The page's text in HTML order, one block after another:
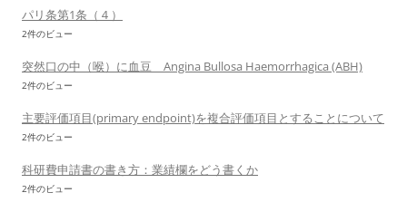
パリ条第1条（４）
2件のビュー
突然口の中（喉）に血豆 Angina Bullosa Haemorrhagica (ABH)
2件のビュー
主要評価項目(primary endpoint)を複合評価項目とすることについて
2件のビュー
科研費申請書の書き方：業績欄をどう書くか
2件のビュー